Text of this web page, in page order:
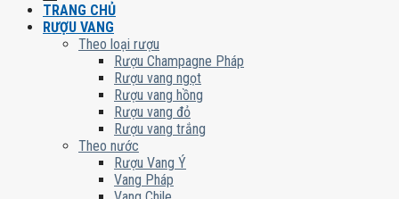
TRANG CHỦ
RƯỢU VANG
Theo loại rượu
Rượu Champagne Pháp
Rượu vang ngọt
Rượu vang hồng
Rượu vang đỏ
Rượu vang trắng
Theo nước
Rượu Vang Ý
Vang Pháp